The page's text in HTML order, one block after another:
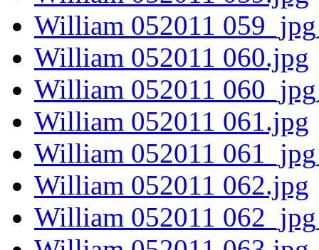
William 052011
William 052011 060.jpg
William 052011
William 052011 061.jpg
William 052011
William 052011 062.jpg
William 052011